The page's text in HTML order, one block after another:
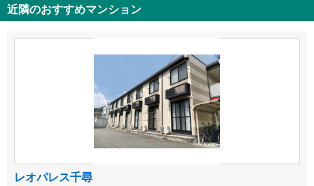
近隣のおすすめマンション
レオパレス千尋